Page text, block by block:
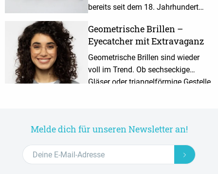
bereits seit dem 18. Jahrhundert
So stylst du deine Micro Shades
optimal!
Geometrische Brillen –
Eyecatcher mit Extravaganz
Geometrische Brillen sind wieder
voll im Trend. Ob sechseckige
Gläser oder triangelförmige Gestelle
Melde dich für unseren Newsletter an!